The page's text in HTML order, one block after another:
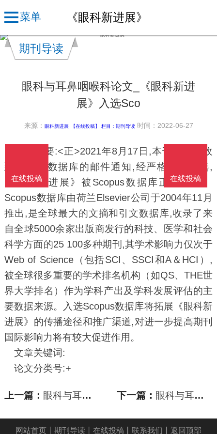
菜单 《眼科新进展》
期刊导读
眼科与耳鼻咽喉科论文_《眼科新进
展》入选Sco
来源： 眼科新进展 【在线投稿】 栏目： 期刊导读时间：2022-06-27
文章摘要:<正>2021年8月17日,本刊编辑部收
到Scopus数据库的邮件通知,经严格评审遴选,
《眼科新进展》被Scopus数据库正式收录。
Scopus数据库由荷兰Elsevier公司于2004年11月
推出,是全球最大的文摘和引文数据库,收录了来
自全球5000余家出版商发行的科技、医学和社会
科学方面的25 100多种期刊,其学术影响力仅次于
Web of Science（包括SCI、SSCI和A＆HCI）,
被全球很多重要的学术排名机构（如QS、THE世
界大学排名）作为学科产出及学科发展评估的主
要数据来源。入选Scopus数据库将拓展《眼科新
进展》的传播途径和推广渠道,对进一步提高期刊
国际影响力将有较大促进作用。
文章关键词:
论文分类号:+
上一篇： 眼科与耳鼻咽喉科论文_《眼科新进展》入选Sco 下一篇： 眼科与耳鼻咽喉科论文_《眼科新进展》入选Sco
网站首页 期刊导读 在线投稿 联系我们 返回顶部
在线投稿
在线投稿